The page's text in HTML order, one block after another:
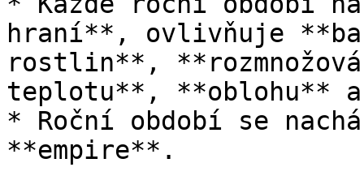
hraní**, ovlivňuje
rostlin**,
teplotu**, **oblohu**
* Roční období se
**empire**.